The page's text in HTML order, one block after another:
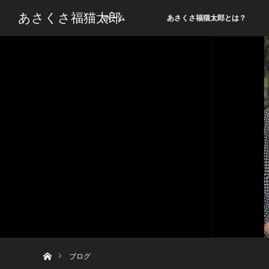
あさくさ福猫太郎
ホーム あさくさ福猫太郎とは？
ブログ